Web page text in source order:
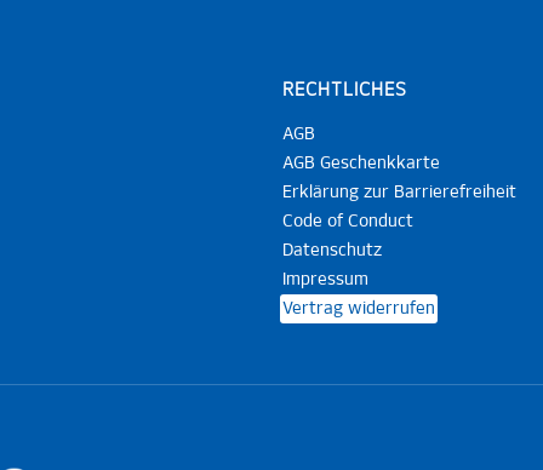
RECHTLICHES
AGB
AGB Geschenkkarte
Erklärung zur Barrierefreiheit
Code of Conduct
Datenschutz
Impressum
Vertrag widerrufen